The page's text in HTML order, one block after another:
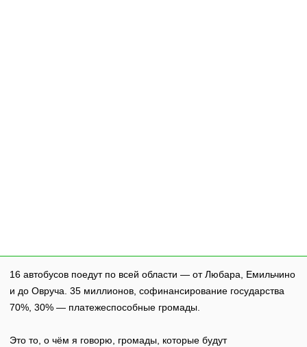
16 автобусов поедут по всей области — от Любара, Емильчино
и до Овруча. 35 миллионов, софинансирование государства
70%, 30% — платежеспособные громады.
Это то, о чём я говорю, громады, которые будут